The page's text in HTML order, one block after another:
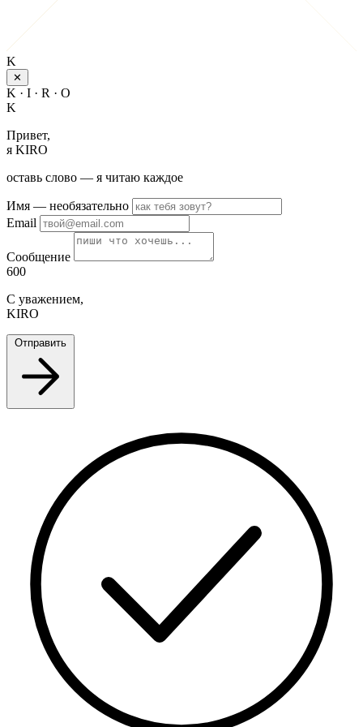
K
✕
K · I · R · O
K
Привет,
я KIRO
оставь слово — я читаю каждое
Имя — необязательно
Email
Сообщение
600
С уважением,
KIRO
Отправить